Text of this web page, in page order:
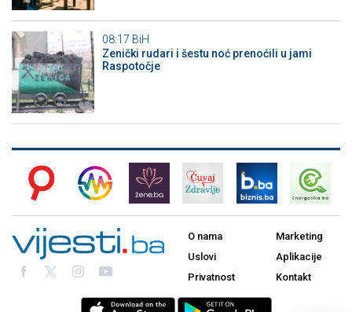
08:17 BiH
Zenički rudari i šestu noć prenoćili u jami
Raspotočje
O nama
Uslovi
Privatnost
Marketing
Aplikacije
Kontakt